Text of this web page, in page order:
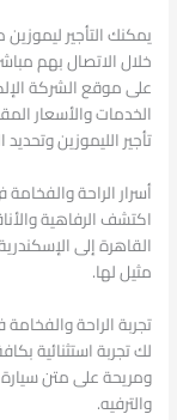
يمكنك التأجير
خلال الاتصال بهم
على موقع الشركة
الخدمات والأسعار
تأجير الليموزين
أسرار الراحة
اكتشف الرفاهية
القاهرة إلى
مثيل لها.
تجربة الراحة
لك تجربة استثنائية
ومريحة على متن
والترفيه.